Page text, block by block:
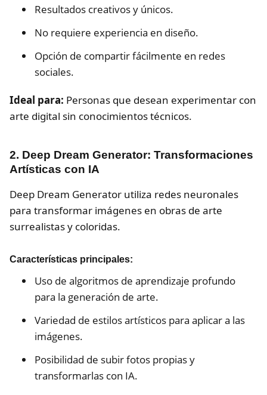
Resultados creativos y únicos.
No requiere experiencia en diseño.
Opción de compartir fácilmente en redes
sociales.
Ideal para: Personas que desean experimentar con
arte digital sin conocimientos técnicos.
2. Deep Dream Generator: Transformaciones
Artísticas con IA
Deep Dream Generator utiliza redes neuronales
para transformar imágenes en obras de arte
surrealistas y coloridas.
Características principales:
Uso de algoritmos de aprendizaje profundo
para la generación de arte.
Variedad de estilos artísticos para aplicar a las
imágenes.
Posibilidad de subir fotos propias y
transformarlas con IA.